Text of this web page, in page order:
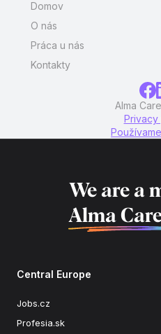
Domov
O nás
Práca u nás
Kontakty
Alma
We are a
Alma
Central Europe
Jobs.cz
Profesia.sk